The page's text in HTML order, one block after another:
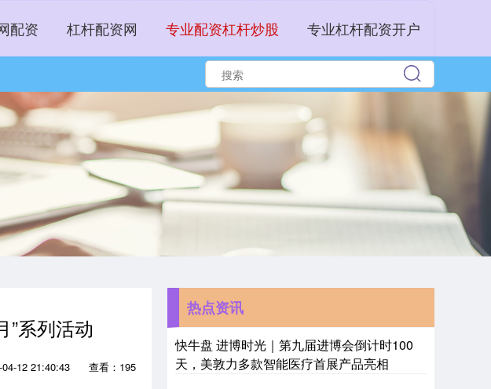
配资 杠杆配资网 专业配资杠杆炒股 专业杠杆配资开户
”系列活动
12 21:40:43 查看：195
热点资讯
快牛盘 进博时光｜第九届进博会倒计时100
天，美敦力多款智能医疗首展产品亮相